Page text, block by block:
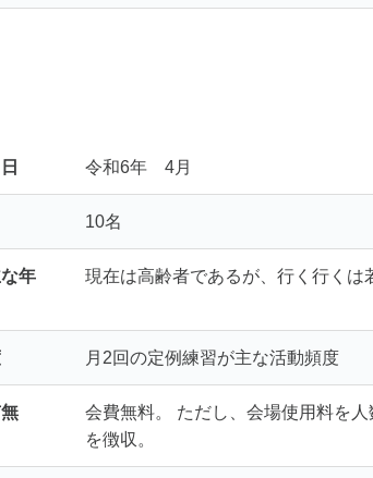
令和6年 4月
10名
年
現在は高齢者であるが、行く行くは
月2回の定例練習が主な活動頻度
会費無料。 ただし、会場使用料を
を徴収。